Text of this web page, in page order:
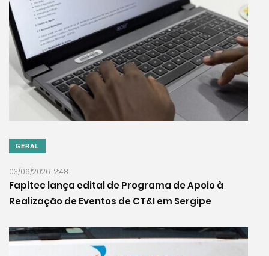
GERAL
03/06/2026 12:48
Fapitec lança edital de Programa de Apoio à
Realização de Eventos de CT&I em Sergipe